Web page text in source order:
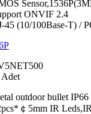
ONVIF 2.4
45 (10/100Base-T) /
Adet
outdoor bullet IP66
￠5mm IR